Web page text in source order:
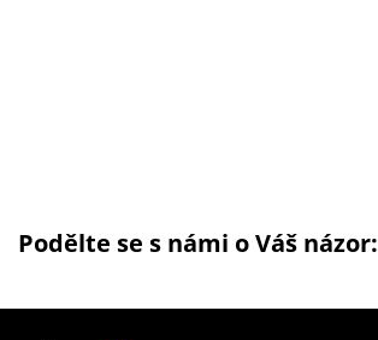
Podělte se s námi o Váš názor: